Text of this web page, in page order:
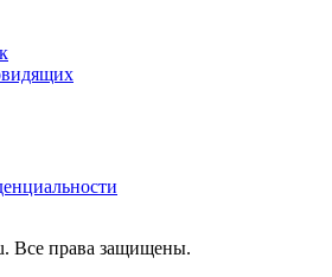
Все права защищены.